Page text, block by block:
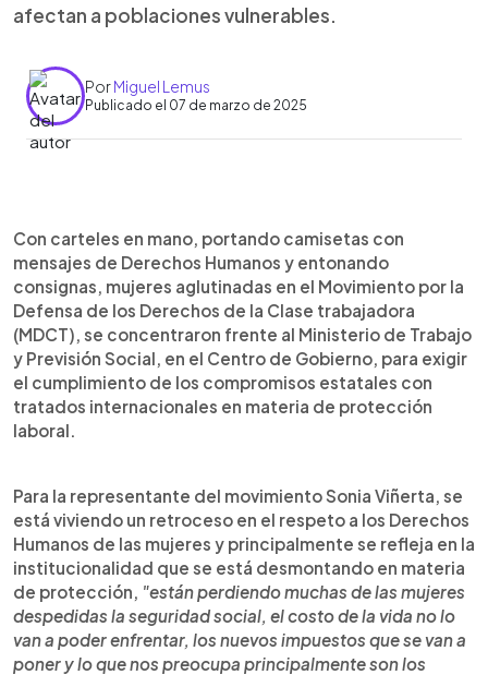
afectan a poblaciones vulnerables.
PorMiguel Lemus
Publicado el 07 de marzo de 2025
Escuchar artículo
Con carteles en mano, portando camisetas con
mensajes de Derechos Humanos y entonando
consignas, mujeres aglutinadas en el Movimiento por la
Defensa de los Derechos de la Clase trabajadora
(MDCT), se concentraron frente al Ministerio de Trabajo
y Previsión Social, en el Centro de Gobierno, para exigir
el cumplimiento de los compromisos estatales con
tratados internacionales en materia de protección
laboral.
Para la representante del movimiento Sonia Viñerta, se
está viviendo un retroceso en el respeto a los Derechos
Humanos de las mujeres y principalmente se refleja en la
institucionalidad que se está desmontando en materia
de protección, "están perdiendo muchas de las mujeres
despedidas la seguridad social, el costo de la vida no lo
van a poder enfrentar, los nuevos impuestos que se van a
poner y lo que nos preocupa principalmente son los